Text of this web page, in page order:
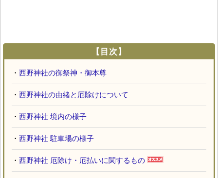
【目次】
・ 西野神社の御祭神・御本尊
・ 西野神社の由緒と厄除けについて
・ 西野神社 境内の様子
・ 西野神社 駐車場の様子
・ 西野神社 厄除け・厄払いに関するもの